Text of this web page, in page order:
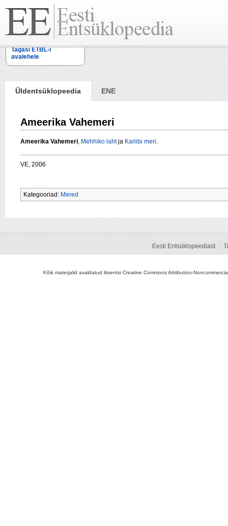
Tagasi ETBL-i
avalehele
Üldentsüklopeedia ENE
Ameerika Vahemeri
Ameerika Vahemeri, Mehhiko lahtja Kariibi meri.
VE, 2006
Kategooriad: Mered
Eesti Entsüklopeediast
Kõik materjalid avaldatud litsentsi Creative Commons Attribution-